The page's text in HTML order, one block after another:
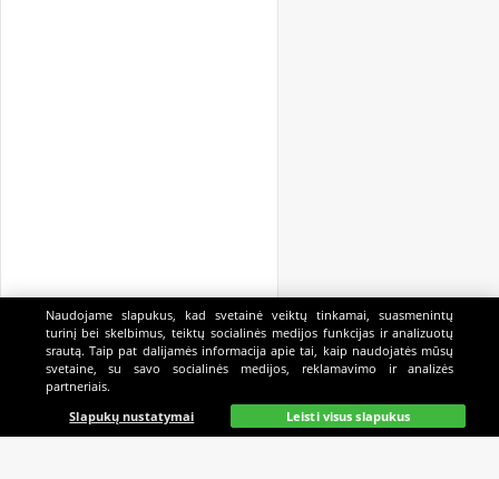
Pagrindinis Gyvai Paieška Mano Kazino
Naudojame slapukus, kad svetainė veiktų tinkamai, suasmenintų
turinį bei skelbimus, teiktų socialinės medijos funkcijas ir analizuotų
srautą. Taip pat dalijamės informacija apie tai, kaip naudojatės mūsų
svetaine, su savo socialinės medijos, reklamavimo ir analizės
partneriais.
Slapukų nustatymai
Leisti visus slapukus